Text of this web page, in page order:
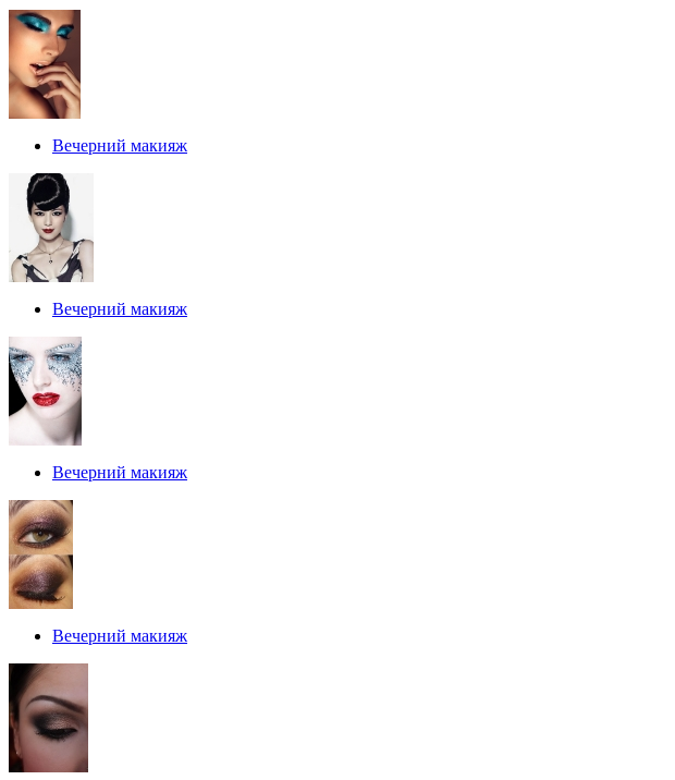
Вечерний макияж
Вечерний макияж
Вечерний макияж
Вечерний макияж